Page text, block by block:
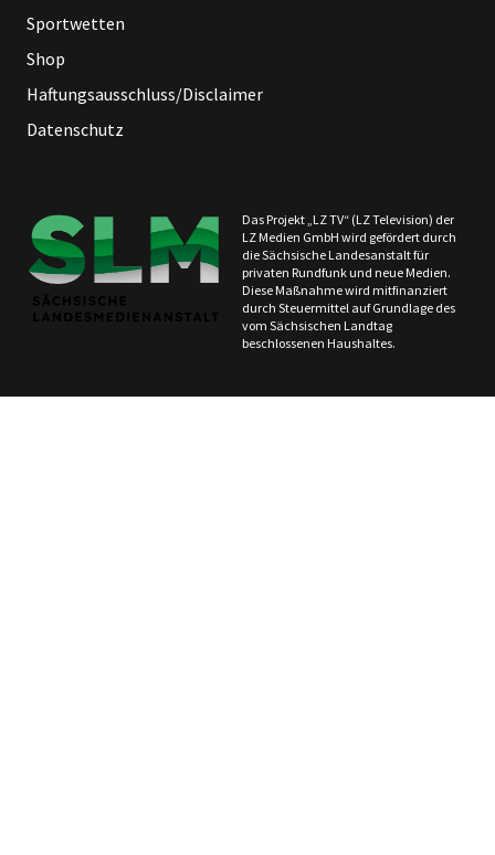
Sportwetten
Shop
Haftungsausschluss/Disclaimer
Datenschutz
Das Projekt „LZ TV“ (LZ Television) der
LZ Medien GmbH wird gefördert durch
die Sächsische Landesanstalt für
privaten Rundfunk und neue Medien.
Diese Maßnahme wird mitfinanziert
durch Steuermittel auf Grundlage des
vom Sächsischen Landtag
beschlossenen Haushaltes.